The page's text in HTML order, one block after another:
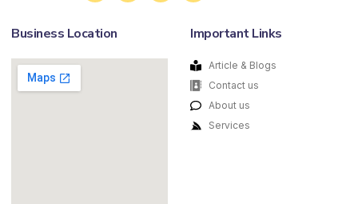
Business Location Important Links
Article & Blogs
Contact us
About us
Services